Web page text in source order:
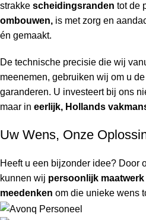
strakke scheidingsranden tot de
ombouwen, is met zorg en
én gemaakt.
De technische precisie die wij
meenemen, gebruiken wij om u
garanderen. U investeert bij ons
maar in eerlijk, Hollands
Uw Wens, Onze
Heeft u een bijzonder idee? Door
kunnen wij persoonlijk maatwerk
meedenken om die unieke wens